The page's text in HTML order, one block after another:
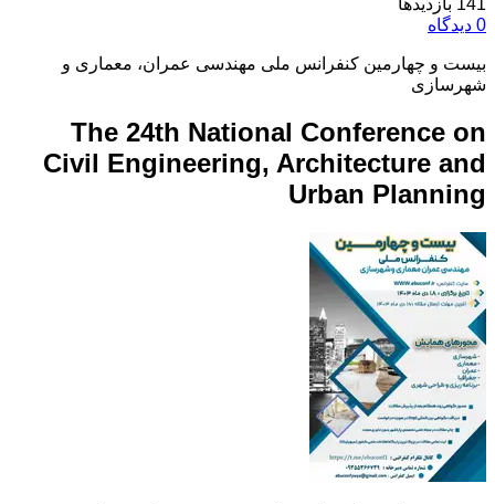
141 بازدیدها
0 دیدگاه
بیست و چهارمین کنفرانس ملی مهندسی عمران، معماری و
شهرسازی
The 24th National Conference on
Civil Engineering, Architecture and
Urban Planning